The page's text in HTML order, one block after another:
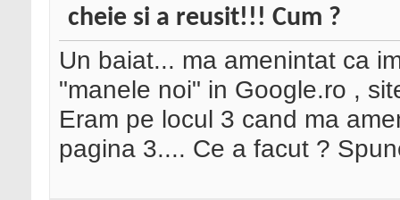
cheie si a reusit!!! Cum ?
Un baiat... ma amenintat ca
"manele noi" in Google.ro ,
Eram pe locul 3 cand ma
pagina 3.... Ce a facut ?